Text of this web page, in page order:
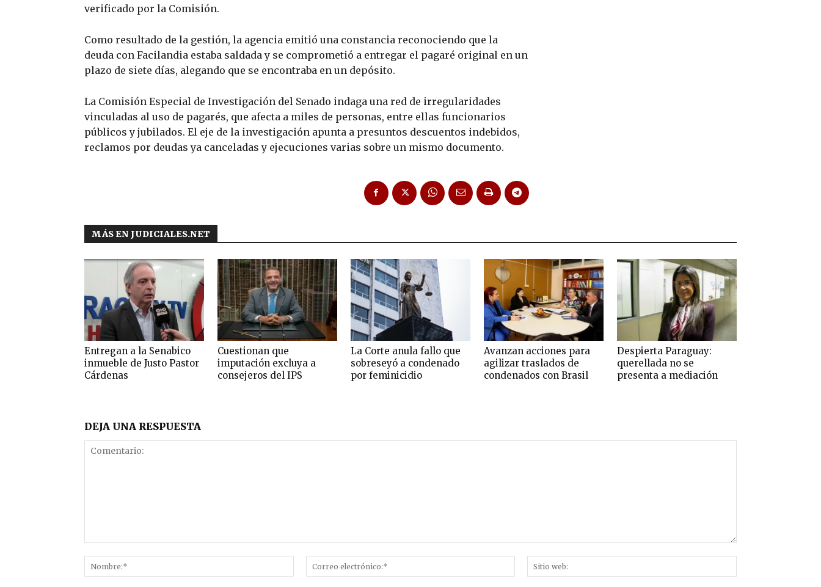
verificado por la Comisión.
Como resultado de la gestión, la agencia emitió una constancia reconociendo que la
deuda con Facilandia estaba saldada y se comprometió a entregar el pagaré original en un
plazo de siete días, alegando que se encontraba en un depósito.
La Comisión Especial de Investigación del Senado indaga una red de irregularidades
vinculadas al uso de pagarés, que afecta a miles de personas, entre ellas funcionarios
públicos y jubilados. El eje de la investigación apunta a presuntos descuentos indebidos,
reclamos por deudas ya canceladas y ejecuciones varias sobre un mismo documento.
MÁS EN JUDICIALES.NET
Entregan a la Senabico
inmueble de Justo Pastor
Cárdenas
Cuestionan que
imputación excluya a
consejeros del IPS
La Corte anula fallo que
sobreseyó a condenado
por feminicidio
Avanzan acciones para
agilizar traslados de
condenados con Brasil
Despierta Paraguay:
querellada no se
presenta a mediación
DEJA UNA RESPUESTA
Nombre:*
Correo
electrónico:*
web: